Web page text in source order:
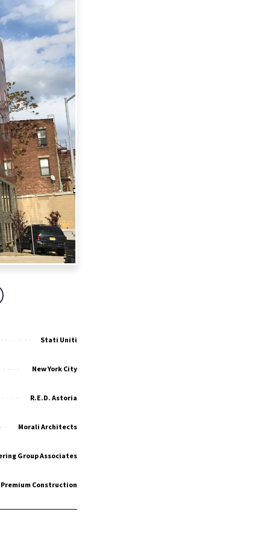
Stati Uniti
New York City
R.E.D. Astoria
Morali Architects
Group Associates
Premium Construction